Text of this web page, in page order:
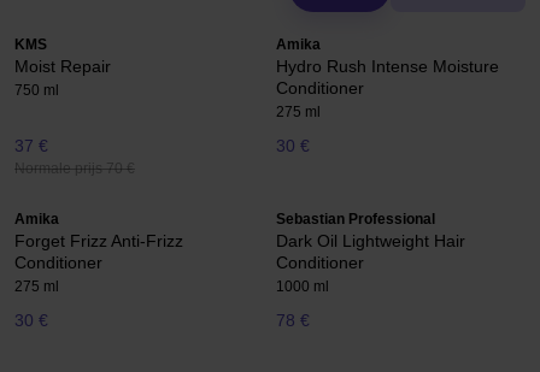
KMS
Moist Repair
750 ml
37 €
Normale prijs 70 €
Amika
Hydro Rush Intense Moisture
Conditioner
275 ml
30 €
Amika
Forget Frizz Anti-Frizz
Conditioner
275 ml
30 €
Sebastian Professional
Dark Oil Lightweight Hair
Conditioner
1000 ml
78 €